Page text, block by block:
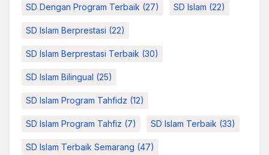
SD Dengan Program Terbaik (27) SD Islam (22)
SD Islam Berprestasi (22)
SD Islam Berprestasi Terbaik (30)
SD Islam Bilingual (25)
SD Islam Program Tahfidz (12)
SD Islam Program Tahfiz (7) SD Islam Terbaik (33)
SD Islam Terbaik Semarang (47)